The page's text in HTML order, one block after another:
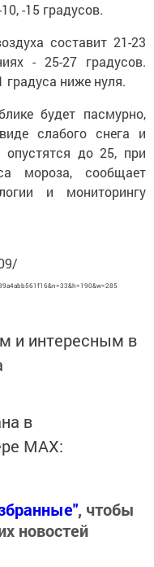
-15 градусов.
составит 21-23
- 25-27 градусов.
градуса ниже нуля.
будет пасмурно,
слабого снега и
опустятся до 25, при
мороза, сообщает
и мониторингу
и интересным в
в
MАХ:
, чтобы
новостей